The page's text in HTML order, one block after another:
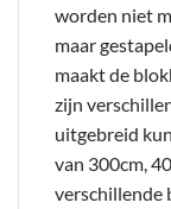
worden niet
maar
maakt de
zijn
uitgebreid
van 300cm,
verschillende